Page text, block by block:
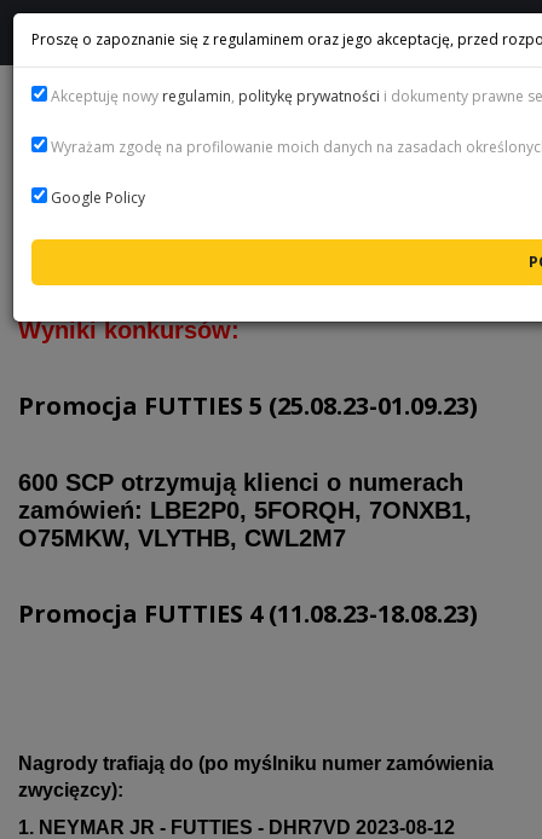
WYNIKI KONKURSÓW - FUT 23
znaleźć w mailach dotyczących zamówień
Wyniki konkursów:
Promocja FUTTIES 5 (25.08.23-01.09.23)
600 SCP otrzymują klienci o numerach
zamówień: LBE2P0, 5FORQH, 7ONXB1,
O75MKW, VLYTHB, CWL2M7
Promocja FUTTIES 4 (11.08.23-18.08.23)
Nagrody trafiają do (po myślniku numer zamówienia
zwycięzcy):
1. NEYMAR JR - FUTTIES - DHR7VD 2023-08-12
Proszę o zapoznanie się z regulaminem oraz jego akceptację, przed
Akceptuję nowy regulamin, politykę prywatności i dokumenty prawne
Wyrażam zgodę na profilowanie moich danych na zasadach
Google Policy